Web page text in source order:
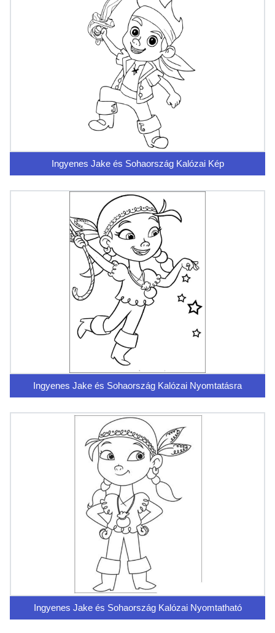
Ingyenes Jake és Sohaország Kalózai Kép
Ingyenes Jake és Sohaország Kalózai Nyomtatásra
Ingyenes Jake és Sohaország Kalózai Nyomtatható